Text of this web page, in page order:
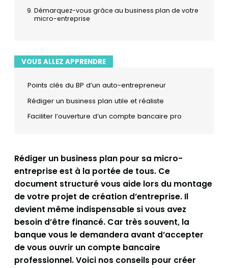
Démarquez-vous grâce au business plan de votre
micro-entreprise
VOUS ALLEZ APPRENDRE
Points clés du BP d’un auto-entrepreneur
Rédiger un business plan utile et réaliste
Faciliter l’ouverture d’un compte bancaire pro
Rédiger un business plan pour sa micro-
entreprise est à la portée de tous. Ce
document structuré vous aide lors du montage
de votre projet de création d’entreprise. Il
devient même indispensable si vous avez
besoin d’être financé. Car très souvent, la
banque vous le demandera avant d’accepter
de vous ouvrir un compte bancaire
professionnel. Voici nos conseils pour créer